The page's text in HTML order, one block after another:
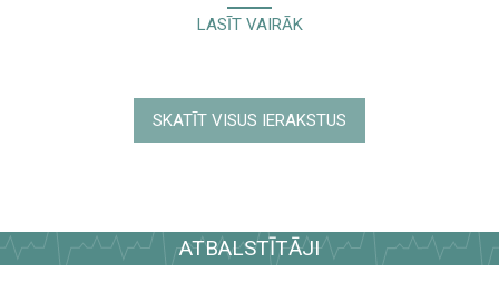
LASĪT VAIRĀK
SKATĪT VISUS IERAKSTUS
ATBALSTĪTĀJI